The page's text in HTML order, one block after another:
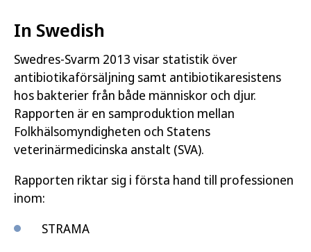
In Swedish
Swedres-Svarm 2013 visar statistik över
antibiotikaförsäljning samt antibiotikaresistens
hos bakterier från både människor och djur.
Rapporten är en samproduktion mellan
Folkhälsomyndigheten och Statens
veterinärmedicinska anstalt (SVA).
Rapporten riktar sig i första hand till professionen
inom:
STRAMA